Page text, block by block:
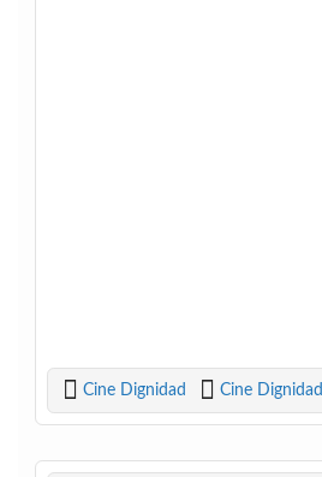
Cine Dignidad Cine Dignidad